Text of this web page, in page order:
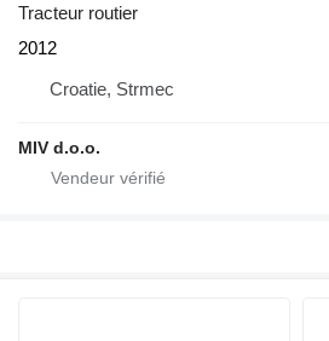
Tracteur routier
2012
Croatie, Strmec
MIV d.o.o.